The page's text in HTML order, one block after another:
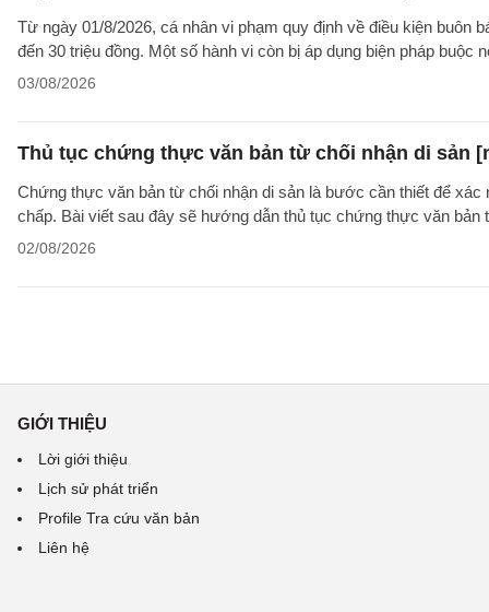
Từ ngày 01/8/2026, cá nhân vi phạm quy định về điều kiện buôn
đến 30 triệu đồng. Một số hành vi còn bị áp dụng biện pháp
03/08/2026
Thủ tục chứng thực văn bản từ chối nhận di sản
Chứng thực văn bản từ chối nhận di sản là bước cần thiết để
chấp. Bài viết sau đây sẽ hướng dẫn thủ tục chứng thực văn
02/08/2026
GIỚI THIỆU
Lời giới thiệu
Lịch sử phát triển
Profile Tra cứu văn bản
Liên hệ